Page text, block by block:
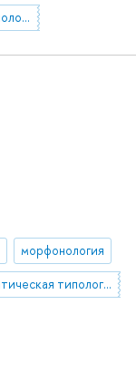
лингвистическая типология
морфонология
грамматическая типология